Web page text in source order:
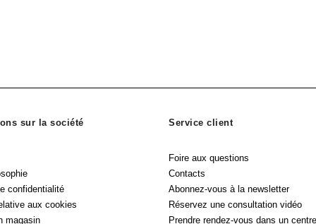
sur la société
confidentialité
aux cookies
magasin
Service client
Foire aux questions
Contacts
Abonnez-vous à la newsletter
Réservez une consultation vidéo
Prendre rendez-vous dans un centre